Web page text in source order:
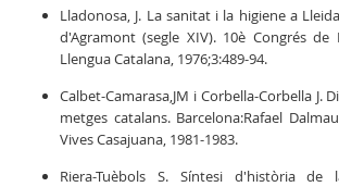
Lladonosa, J. La sanitat i la higiene a
d'Agramont (segle XIV). 10è Congrés
Llengua Catalana, 1976;3:489-94.
Calbet-Camarasa,JM i Corbella-Corbella J.
metges catalans. Barcelona:Rafael
Vives Casajuana, 1981-1983.
Riera-Tuèbols S. Síntesi d'història de